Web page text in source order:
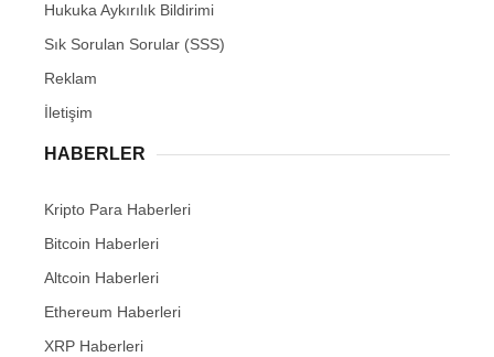
Hukuka Aykırılık Bildirimi
Sık Sorulan Sorular (SSS)
Reklam
İletişim
HABERLER
Kripto Para Haberleri
Bitcoin Haberleri
Altcoin Haberleri
Ethereum Haberleri
XRP Haberleri